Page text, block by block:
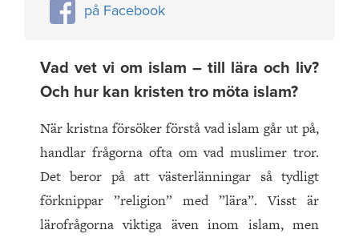
på Facebook
Vad vet vi om islam – till lära och liv?
Och hur kan kristen tro möta islam?
När kristna försöker förstå vad islam går ut på,
handlar frågorna ofta om vad muslimer tror.
Det beror på att västerlänningar så tydligt
förknippar ”religion” med ”lära”. Visst är
lärofrågorna viktiga även inom islam, men